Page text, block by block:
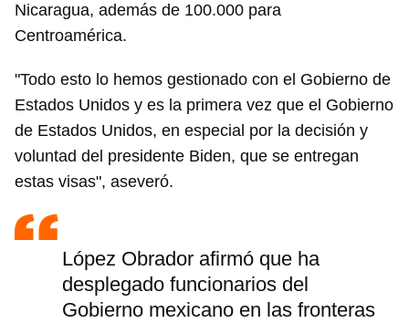
Nicaragua, además de 100.000 para
Centroamérica.
"Todo esto lo hemos gestionado con el Gobierno de
Estados Unidos y es la primera vez que el Gobierno
de Estados Unidos, en especial por la decisión y
voluntad del presidente Biden, que se entregan
estas visas", aseveró.
López Obrador afirmó que ha
desplegado funcionarios del
Gobierno mexicano en las fronteras